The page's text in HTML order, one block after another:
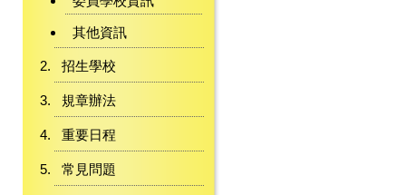
其他資訊
招生學校
規章辦法
重要日程
常見問題